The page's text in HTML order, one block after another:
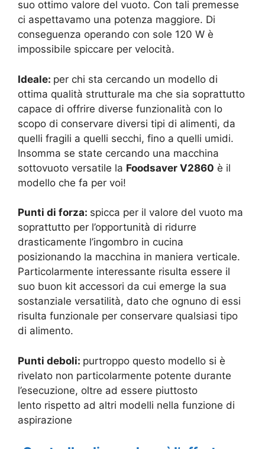
suo ottimo valore del vuoto. Con tali premesse
ci aspettavamo una potenza maggiore. Di
conseguenza operando con sole 120 W è
impossibile spiccare per velocità.
Ideale: per chi sta cercando un modello di
ottima qualità strutturale ma che sia soprattutto
capace di offrire diverse funzionalità con lo
scopo di conservare diversi tipi di alimenti, da
quelli fragili a quelli secchi, fino a quelli umidi.
Insomma se state cercando una macchina
sottovuoto versatile la Foodsaver V2860 è il
modello che fa per voi!
Punti di forza: spicca per il valore del vuoto ma
soprattutto per l’opportunità di ridurre
drasticamente l’ingombro in cucina
posizionando la macchina in maniera verticale.
Particolarmente interessante risulta essere il
suo buon kit accessori da cui emerge la sua
sostanziale versatilità, dato che ognuno di essi
risulta funzionale per conservare qualsiasi tipo
di alimento.
Punti deboli: purtroppo questo modello si è
rivelato non particolarmente potente durante
l’esecuzione, oltre ad essere piuttosto
lento rispetto ad altri modelli nella funzione di
aspirazione